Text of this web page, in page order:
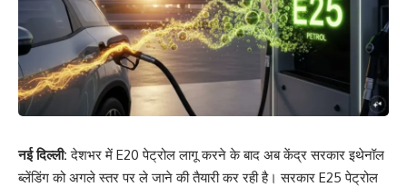
नई दिल्ली: देशभर में E20 पेट्रोल लागू करने के बाद अब केंद्र सरकार इथेनॉल
ब्लेंडिंग को अगले स्तर पर ले जाने की तैयारी कर रही है। सरकार E25 पेट्रोल